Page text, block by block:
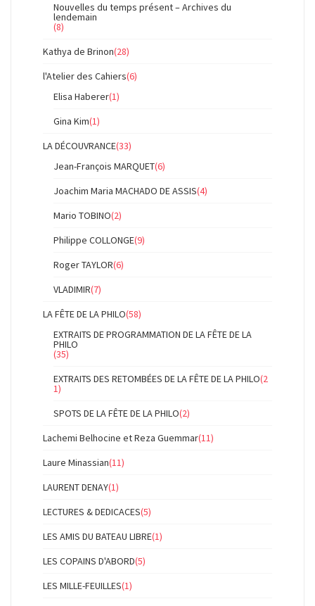
Nouvelles du temps présent – Archives du
lendemain
(8)
Kathya de Brinon(28)
l'Atelier des Cahiers(6)
Elisa Haberer(1)
Gina Kim(1)
LA DÉCOUVRANCE(33)
Jean-François MARQUET(6)
Joachim Maria MACHADO DE ASSIS(4)
Mario TOBINO(2)
Philippe COLLONGE(9)
Roger TAYLOR(6)
VLADIMIR(7)
LA FÊTE DE LA PHILO(58)
EXTRAITS DE PROGRAMMATION DE LA FÊTE DE LA
PHILO
(35)
EXTRAITS DES RETOMBÉES DE LA FÊTE DE LA PHILO(2
1)
SPOTS DE LA FÊTE DE LA PHILO(2)
Lachemi Belhocine et Reza Guemmar(11)
Laure Minassian(11)
LAURENT DENAY(1)
LECTURES & DEDICACES(5)
LES AMIS DU BATEAU LIBRE(1)
LES COPAINS D'ABORD(5)
LES MILLE-FEUILLES(1)